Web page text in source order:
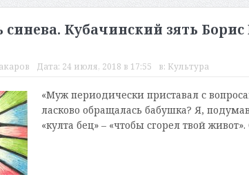
синева. Кубачинский зять
Дата: 24 июля, 2018 в 17:55 в: Культура
«Муж периодически приставал с
ласково обращалась бабушка? Я,
«култа бец» – «чтобы сгорел твой живот».